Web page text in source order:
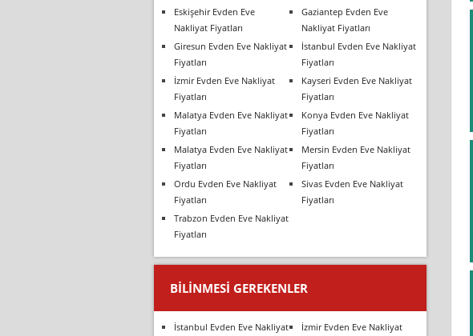
Eskişehir Evden Eve
Nakliyat Fiyatları
Gaziantep Evden Eve
Nakliyat Fiyatları
Giresun Evden Eve Nakliyat
Fiyatları
İstanbul Evden Eve Nakliyat
Fiyatları
İzmir Evden Eve Nakliyat
Fiyatları
Kayseri Evden Eve Nakliyat
Fiyatları
Malatya Evden Eve Nakliyat
Fiyatları
Konya Evden Eve Nakliyat
Fiyatları
Malatya Evden Eve Nakliyat
Fiyatları
Mersin Evden Eve Nakliyat
Fiyatları
Ordu Evden Eve Nakliyat
Fiyatları
Sivas Evden Eve Nakliyat
Fiyatları
Trabzon Evden Eve Nakliyat
Fiyatları
BILINMESI GEREKENLER
İstanbul Evden Eve Nakliyat
İzmir Evden Eve Nakliyat